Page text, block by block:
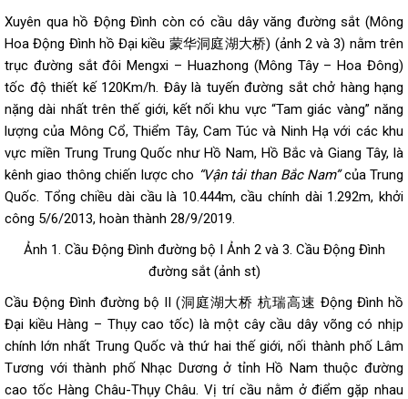
Xuyên qua hồ Động Đình còn có cầu dây văng đường sắt (Mông
Hoa Động Đình hồ Đại kiều 蒙华洞庭湖大桥) (ảnh 2 và 3) nằm trên
trục đường sắt đôi Mengxi – Huazhong (Mông Tây – Hoa Đông)
tốc độ thiết kế 120Km/h. Đây là tuyến đường sắt chở hàng hạng
nặng dài nhất trên thế giới, kết nối khu vực “Tam giác vàng” năng
lượng của Mông Cổ, Thiểm Tây, Cam Túc và Ninh Hạ với các khu
vực miền Trung Trung Quốc như Hồ Nam, Hồ Bắc và Giang Tây, là
kênh giao thông chiến lược cho “Vận tải than Bắc Nam”của Trung
Quốc. Tổng chiều dài cầu là 10.444m, cầu chính dài 1.292m, khởi
công 5/6/2013, hoàn thành 28/9/2019.
Ảnh 1. Cầu Động Đình đường bộ I Ảnh 2 và 3. Cầu Động Đình
đường sắt (ảnh st)
Cầu Động Đình đường bộ II (洞庭湖大桥 杭瑞高速 Động Đình hồ
Đại kiều Hàng – Thụy cao tốc) là một cây cầu dây võng có nhịp
chính lớn nhất Trung Quốc và thứ hai thế giới, nối thành phố Lâm
Tương với thành phố Nhạc Dương ở tỉnh Hồ Nam thuộc đường
cao tốc Hàng Châu-Thụy Châu. Vị trí cầu nằm ở điểm gặp nhau